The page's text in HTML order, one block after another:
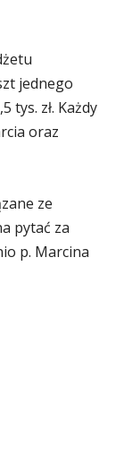
jednego
tys. zł. Każdy
oraz
ze
pytać za
p. Marcina